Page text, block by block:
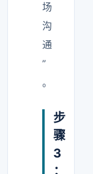
场
沟
通
”
。
步
骤
3
：